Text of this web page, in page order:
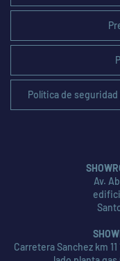
Política de
Av.
Carretera Sanchez km